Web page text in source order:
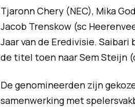
Tjaronn Chery (NEC), Mika
Jacob Trenskow (sc
Jaar van de Eredivisie.
de titel toen naar Sem Steijn
De genomineerden zijn
samenwerking met